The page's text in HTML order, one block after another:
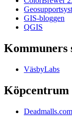
GIS-bloggen
QGIS
Kommuners
VäsbyLabs
Köpcentrum
Deadmalls.com